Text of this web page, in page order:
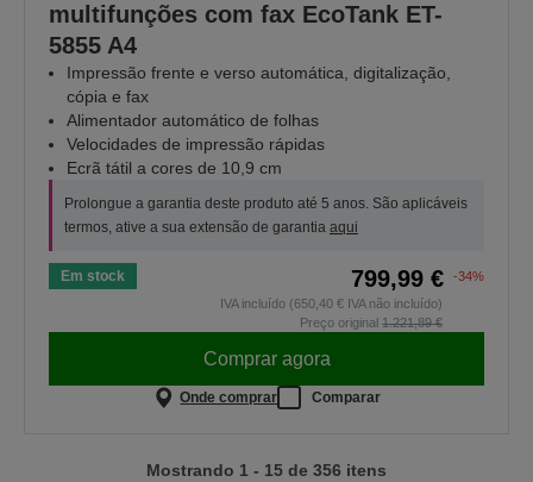
multifunções com fax EcoTank ET-
5855 A4
Impressão frente e verso automática, digitalização,
cópia e fax
Alimentador automático de folhas
Velocidades de impressão rápidas
Ecrã tátil a cores de 10,9 cm
Prolongue a garantia deste produto até 5 anos. São aplicáveis
termos, ative a sua extensão de garantia aqui
Em stock 799,99 €
-34%
IVA incluído (650,40 € IVA não incluído)
Preço original 1.221,89 €
Comprar agora
Onde comprar Comparar
Mostrando 1 - 15 de 356 itens